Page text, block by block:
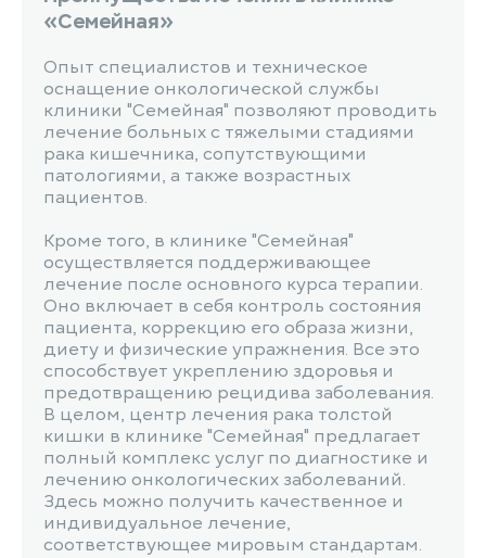
«Семейная»
Опыт специалистов и техническое
оснащение онкологической службы
клиники "Семейная" позволяют проводить
лечение больных с тяжелыми стадиями
рака кишечника, сопутствующими
патологиями, а также возрастных
пациентов.
Кроме того, в клинике "Семейная"
осуществляется поддерживающее
лечение после основного курса терапии.
Оно включает в себя контроль состояния
пациента, коррекцию его образа жизни,
диету и физические упражнения. Все это
способствует укреплению здоровья и
предотвращению рецидива заболевания.
В целом, центр лечения рака толстой
кишки в клинике "Семейная" предлагает
полный комплекс услуг по диагностике и
лечению онкологических заболеваний.
Здесь можно получить качественное и
индивидуальное лечение,
соответствующее мировым стандартам.